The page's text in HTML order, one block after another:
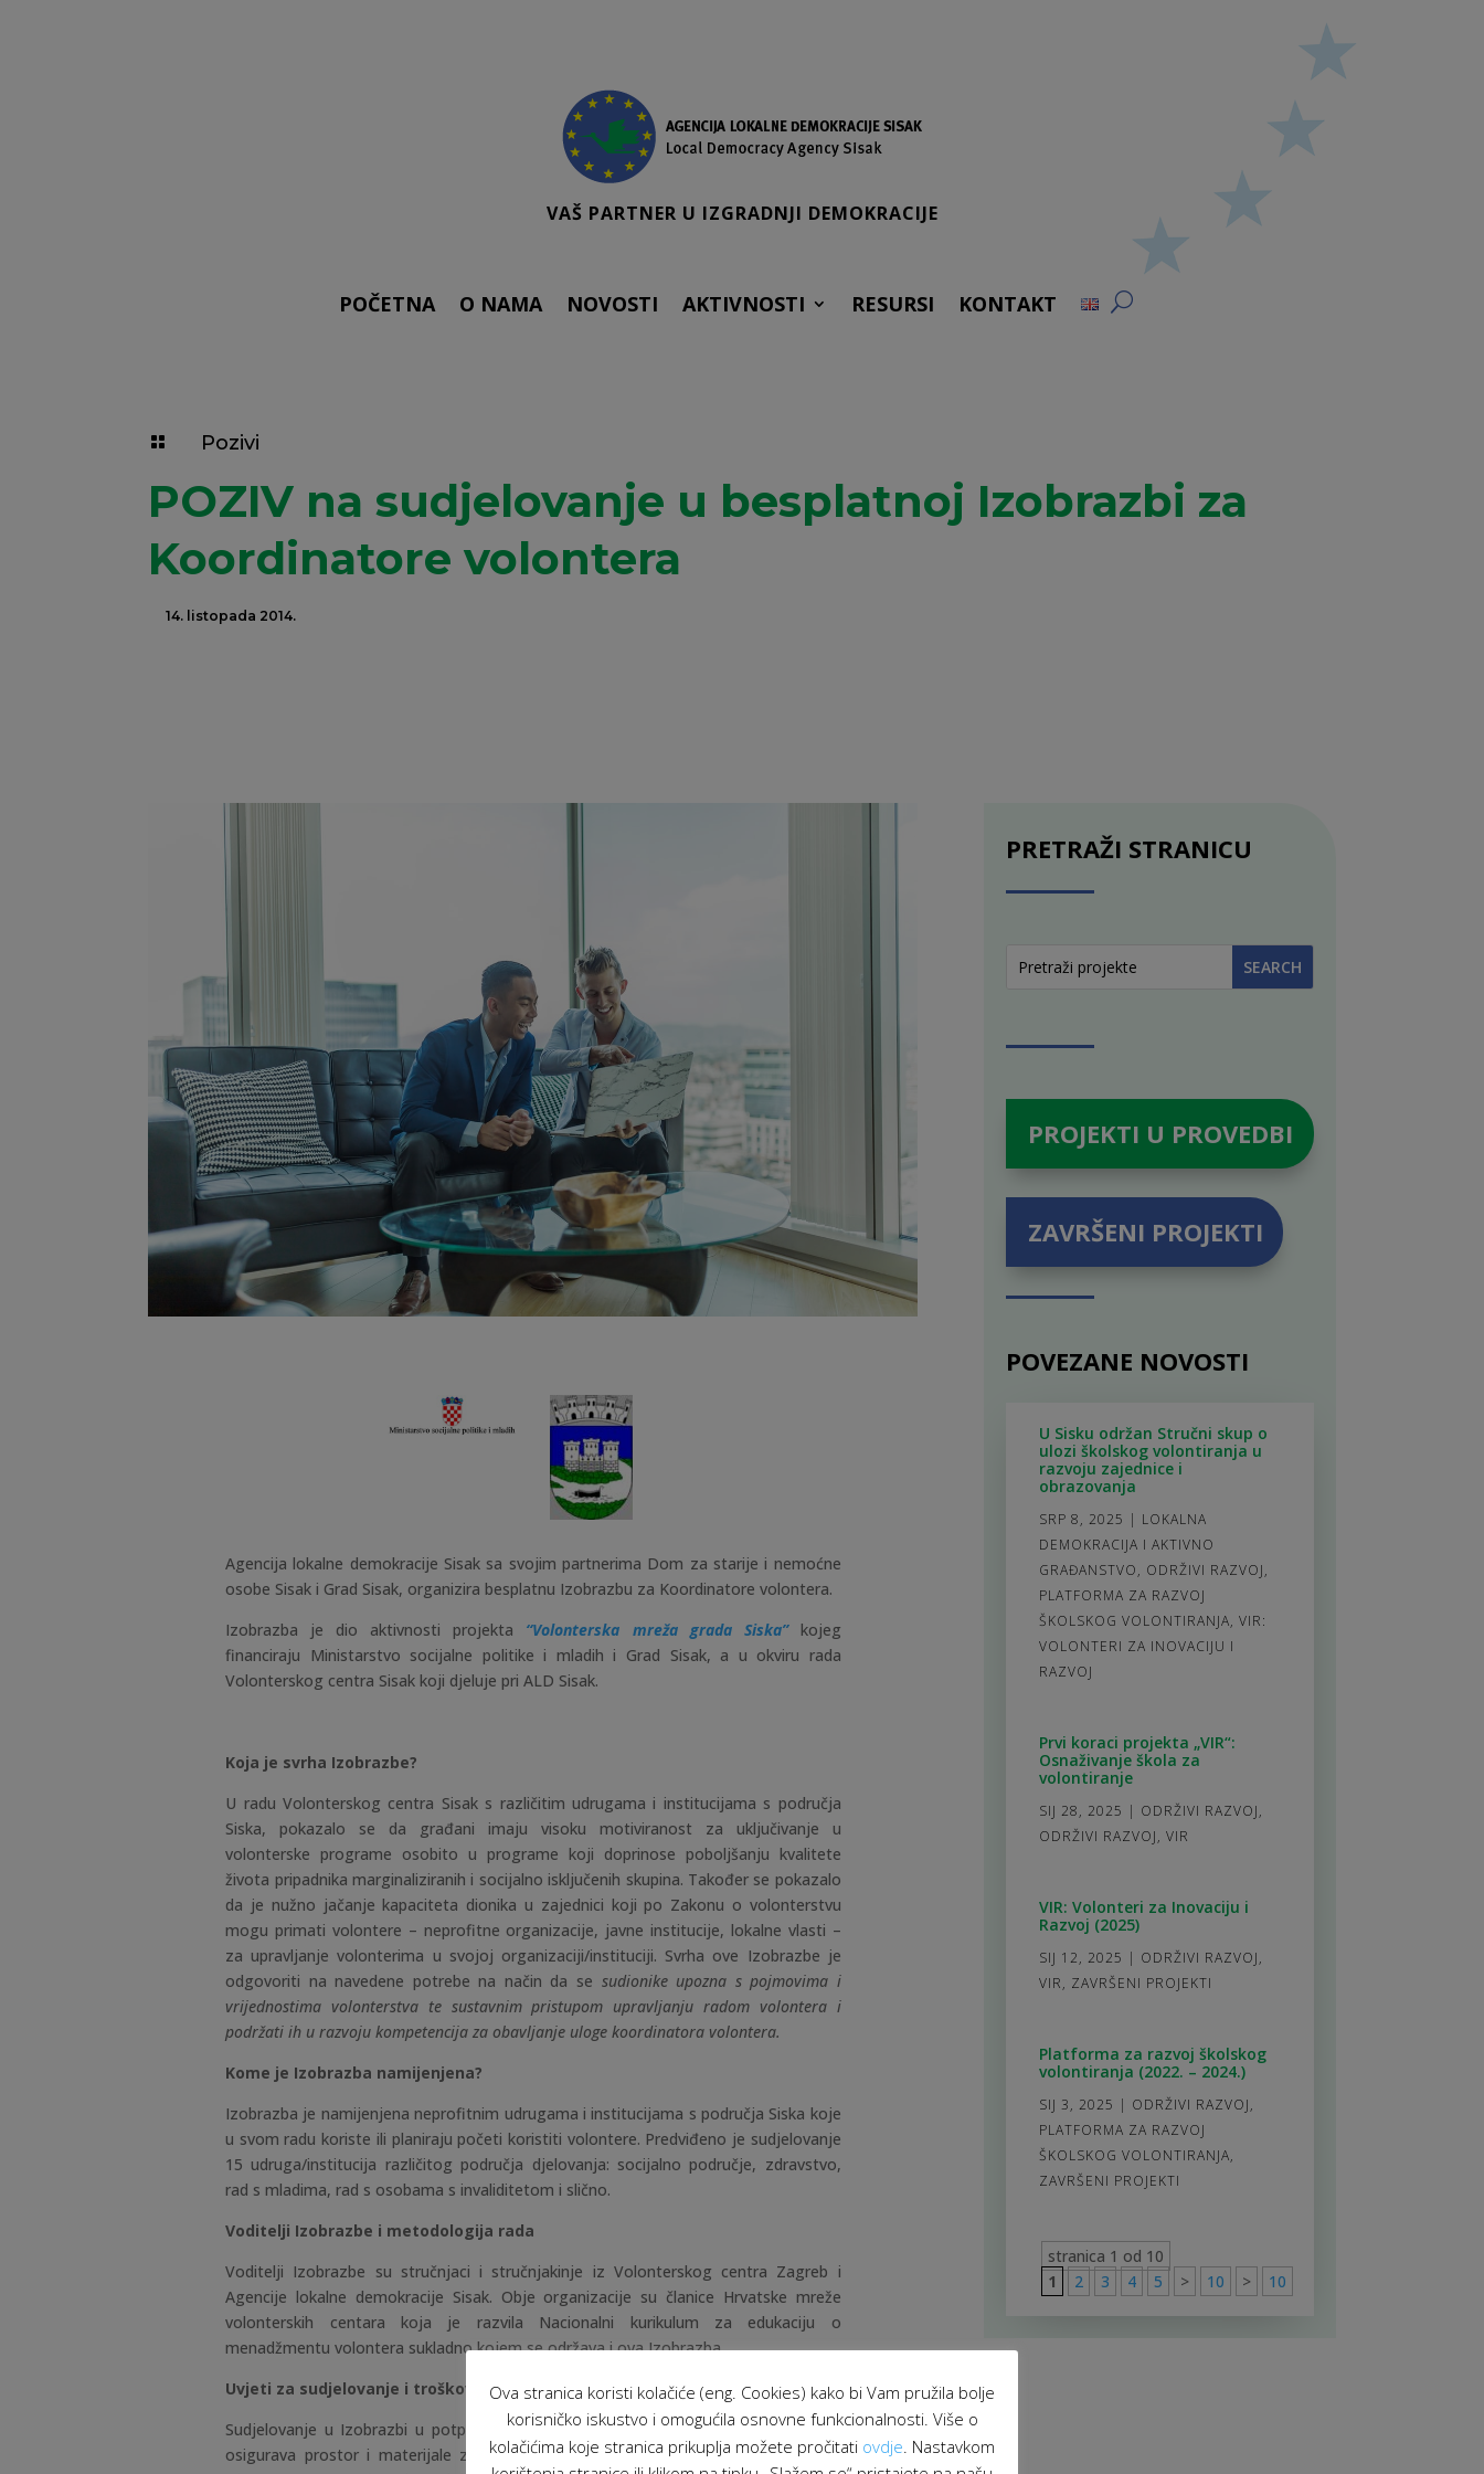
VAŠ PARTNER U IZGRADNJI DEMOKRACIJE
POČETNA O NAMA NOVOSTI AKTIVNOSTI RESURSI KONTAKT
 Pozivi
POZIV na sudjelovanje u besplatnoj Izobrazbi za
Koordinatore volontera
14. listopada 2014.
Agencija lokalne demokracije Sisak sa svojim partnerima Dom za starije i nemoćne
osobe Sisak i Grad Sisak, organizira besplatnu Izobrazbu za Koordinatore volontera.
Izobrazba je dio aktivnosti projekta “Volonterska mreža grada Siska”kojeg
financiraju Ministarstvo socijalne politike i mladih i Grad Sisak, a u okviru rada
Volonterskog centra Sisak koji djeluje pri ALD Sisak.
Koja je svrha Izobrazbe?
U radu Volonterskog centra Sisak s različitim udrugama i institucijama s područja
Siska, pokazalo se da građani imaju visoku motiviranost za uključivanje u
volonterske programe osobito u programe koji doprinose poboljšanju kvalitete
života pripadnika marginaliziranih i socijalno isključenih skupina. Također se pokazalo
da je nužno jačanje kapaciteta dionika u zajednici koji po Zakonu o volonterstvu
mogu primati volontere – neprofitne organizacije, javne institucije, lokalne vlasti –
za upravljanje volonterima u svojoj organizaciji/instituciji. Svrha ove Izobrazbe je
odgovoriti na navedene potrebe na način da se sudionike upozna s pojmovima i
vrijednostima volonterstva te sustavnim pristupom upravljanju radom volontera i
podržati ih u razvoju kompetencija za obavljanje uloge koordinatora volontera.
Kome je Izobrazba namijenjena?
Izobrazba je namijenjena neprofitnim udrugama i institucijama s područja Siska koje
u svom radu koriste ili planiraju početi koristiti volontere. Predviđeno je sudjelovanje
15 udruga/institucija različitog područja djelovanja: socijalno područje, zdravstvo,
rad s mladima, rad s osobama s invaliditetom i slično.
Voditelji Izobrazbe i metodologija rada
Voditelji Izobrazbe su stručnjaci i stručnjakinje iz Volonterskog centra Zagreb i
Agencije lokalne demokracije Sisak. Obje organizacije su članice Hrvatske mreže
volonterskih centara koja je razvila Nacionalni kurikulum za edukaciju o
menadžmentu volontera sukladno kojem se održava i ova Izobrazba.
Uvjeti za sudjelovanje i troškovi
Sudjelovanje u Izobrazbi u potpunosti je besplatno za sve sudionike. Organizator
osigurava prostor i materijale za rad, stručnjake, osvježenje u pauzama i ručak.
PRETRAŽI STRANICU
PROJEKTI U PROVEDBI
ZAVRŠENI PROJEKTI
POVEZANE NOVOSTI
U Sisku održan Stručni skup o
ulozi školskog volontiranja u
razvoju zajednice i
obrazovanja
SRP 8, 2025 | LOKALNA
DEMOKRACIJA I AKTIVNO
GRAĐANSTVO, ODRŽIVI RAZVOJ,
PLATFORMA ZA RAZVOJ
ŠKOLSKOG VOLONTIRANJA, VIR:
VOLONTERI ZA INOVACIJU I
RAZVOJ
Prvi koraci projekta „VIR“:
Osnaživanje škola za
volontiranje
SIJ 28, 2025 | ODRŽIVI RAZVOJ,
ODRŽIVI RAZVOJ, VIR
VIR: Volonteri za Inovaciju i
Razvoj (2025)
SIJ 12, 2025 | ODRŽIVI RAZVOJ,
VIR, ZAVRŠENI PROJEKTI
Platforma za razvoj školskog
volontiranja (2022. – 2024.)
SIJ 3, 2025 | ODRŽIVI RAZVOJ,
PLATFORMA ZA RAZVOJ
ŠKOLSKOG VOLONTIRANJA,
ZAVRŠENI PROJEKTI
stranica 1 od 10
1
2 3 4 5 > 10 > 10
Ova stranica koristi kolačiće (eng. Cookies) kako bi Vam pružila bolje
korisničko iskustvo i omogućila osnovne funkcionalnosti. Više o
kolačićima koje stranica prikuplja možete pročitati ovdje . Nastavkom